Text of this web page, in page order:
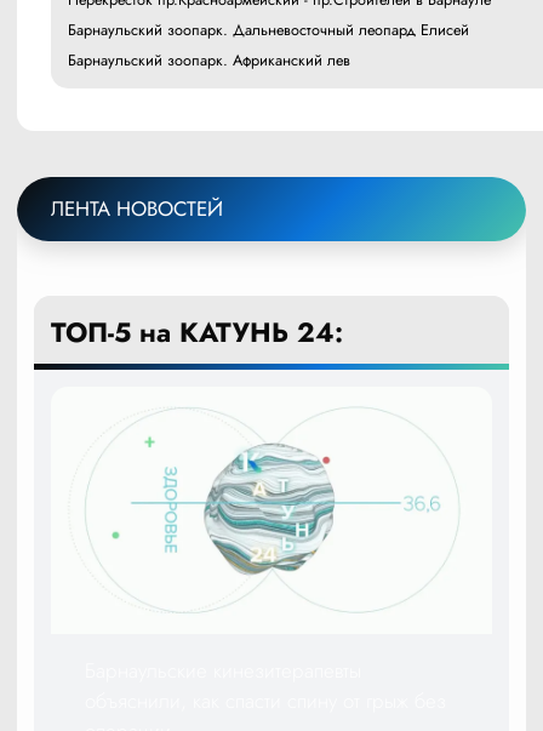
Барнаульский зоопарк. Дальневосточный леопард Елисей
Барнаульский зоопарк. Африканский лев
ЛЕНТА НОВОСТЕЙ
ТОП-5 на КАТУНЬ 24: